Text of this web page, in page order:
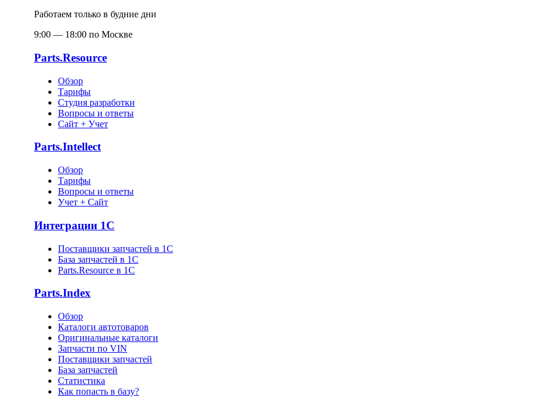
Работаем только в будние дни
9:00 — 18:00 по Москве
Parts.Resource
Обзор
Тарифы
Студия разработки
Вопросы и ответы
Сайт + Учет
Parts.Intellect
Обзор
Тарифы
Вопросы и ответы
Учет + Сайт
Интеграции 1С
Поставщики запчастей в 1C
База запчастей в 1С
Parts.Resource в 1C
Parts.Index
Обзор
Каталоги автотоваров
Оригинальные каталоги
Запчасти по VIN
Поставщики запчастей
База запчастей
Статистика
Как попасть в базу?